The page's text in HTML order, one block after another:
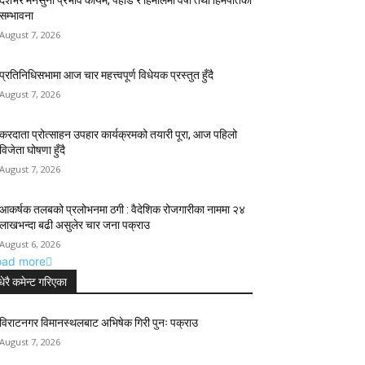
सम्भावना
August 7, 2026
प्रतिनिधिसभामा आज चार महत्त्वपूर्ण विधेयक प्रस्तुत हुँदै
August 7, 2026
करदाता प्रोत्साहन उपहार कार्यक्रमको तयारी पूरा, आज पहिलो
विजेता घोषणा हुँदै
August 7, 2026
आकर्षक तलबको प्रलोभनमा ठगी : वैदेशिक रोजगारीका नाममा २४
लाखभन्दा बढी असुलेर चार जना पक्राउ
August 6, 2026
more
कमेन्ट गरिएका
विराटनगर विमानस्थलबाट अभिषेक गिरी पुनः पक्राउ
August 7, 2026